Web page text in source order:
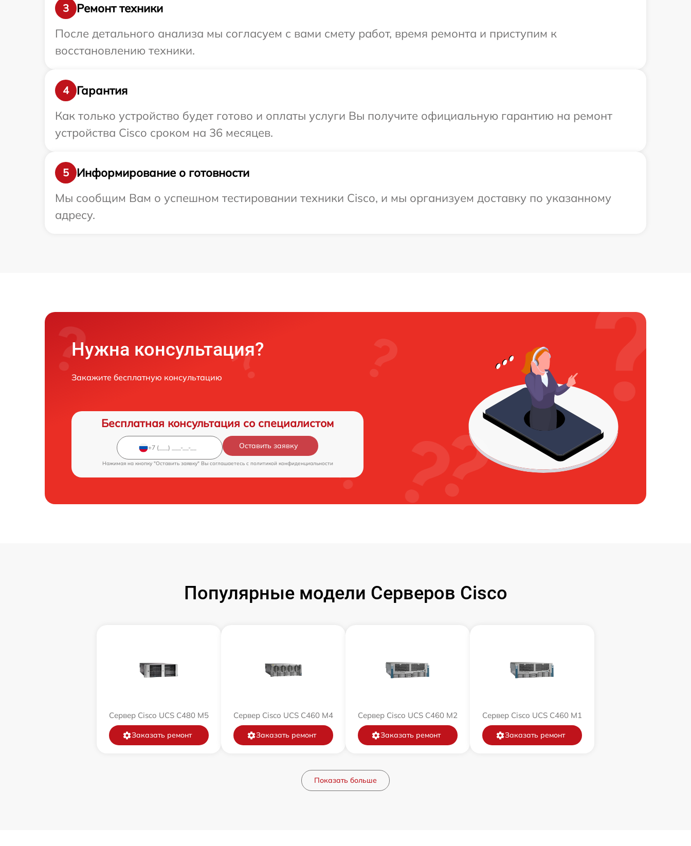
3
Ремонт техники
После детального анализа мы согласуем с вами смету работ, время ремонта и приступим к
восстановлению техники.
4
Гарантия
Как только устройство будет готово и оплаты услуги Вы получите официальную гарантию на ремонт
устройства Cisco сроком на 36 месяцев.
5
Информирование о готовности
Мы сообщим Вам о успешном тестировании техники Cisco, и мы организуем доставку по указанному
адресу.
Нужна консультация?
Закажите бесплатную консультацию
Бесплатная консультация со специалистом
Оставить заявку
Нажимая на кнопку "Оставить заявку" Вы соглашаетесь c политикой конфиденциальности
Популярные модели Серверов Cisco
Сервер Cisco UCS C480 M5
Заказать ремонт
Сервер Cisco UCS C460 M4
Заказать ремонт
Сервер Cisco UCS C460 M2
Заказать ремонт
Сервер Cisco UCS C460 M1
Заказать ремонт
Показать больше